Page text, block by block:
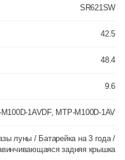
SR621SW
42.5
48.4
9.6
M100D-1AVDF, MTP-M100D-1AV
луны / Батарейка на 3 года /
задняя крышка